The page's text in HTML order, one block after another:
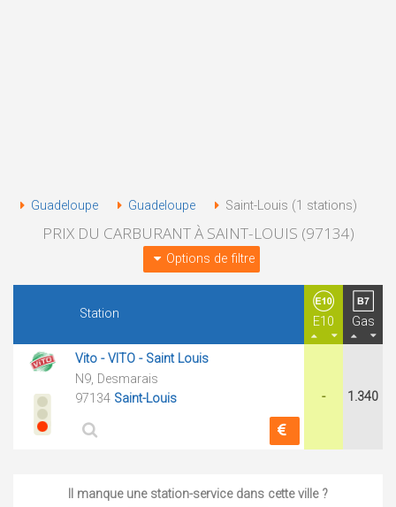
Guadeloupe Guadeloupe Saint-Louis (1 stations)
PRIX DU CARBURANT À SAINT-LOUIS (97134)
Options de filtre
Station
E10 Gas
Vito - VITO - Saint Louis
N9, Desmarais
97134 Saint-Louis - 1.340
Il manque une station-service dans cette ville ?